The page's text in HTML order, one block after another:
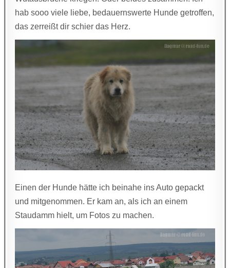
hab sooo viele liebe, bedauernswerte Hunde getroffen,
das zerreißt dir schier das Herz.
Einen der Hunde hätte ich beinahe ins Auto gepackt
und mitgenommen. Er kam an, als ich an einem
Staudamm hielt, um Fotos zu machen.